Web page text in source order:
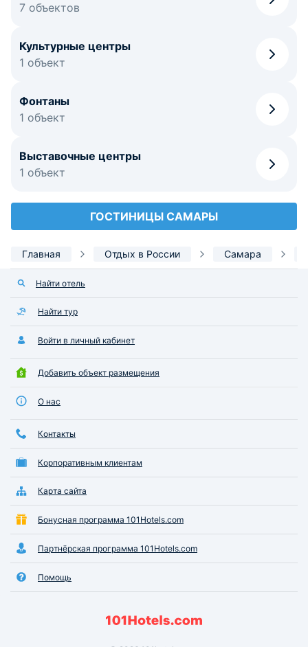
7 объектов
Культурные центры
1 объект
Фонтаны
1 объект
Выставочные центры
1 объект
ГОСТИНИЦЫ САМАРЫ
Главная Отдых в России Самара
Найти отель
Найти тур
Войти в личный кабинет
Добавить объект размещения
О нас
Контакты
Корпоративным клиентам
Карта сайта
Бонусная программа 101Hotels.com
Партнёрская программа 101Hotels.com
Помощь